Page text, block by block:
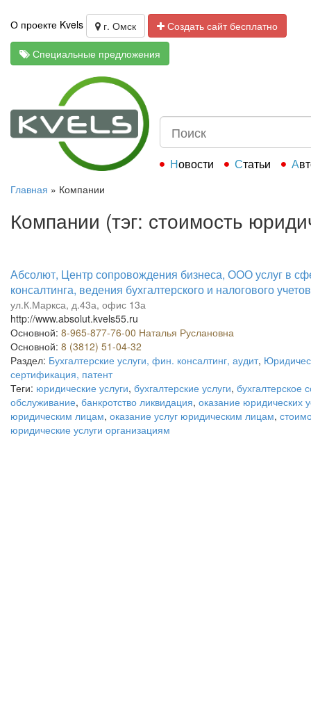
О проекте Kvels г. Омск
Создать сайт бесплатно
Специальные предложения
Новости Статьи
Главная » Компании
Компании (тэг: стоимость
Абсолют, Центр сопровождения бизнеса, ООО услуг в
консалтинга, ведения бухгалтерского и налогового учетов
ул.К.Маркса, д.43а, офис 13а
http://www.absolut.kvels55.ru
Основной: 8-965-877-76-00 Наталья Руслановна
Основной: 8 (3812) 51-04-32
Раздел: Бухгалтерские услуги, фин. консалтинг, аудит,
сертификация, патент
Теги: юридические услуги, бухгалтерские услуги, бухгалтерское
обслуживание, банкротство ликвидация, оказание юридических
юридическим лицам, оказание услуг юридическим лицам,
юридические услуги организациям